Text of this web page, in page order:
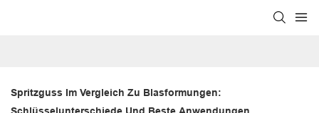
Spritzguss Im Vergleich Zu Blasformungen: